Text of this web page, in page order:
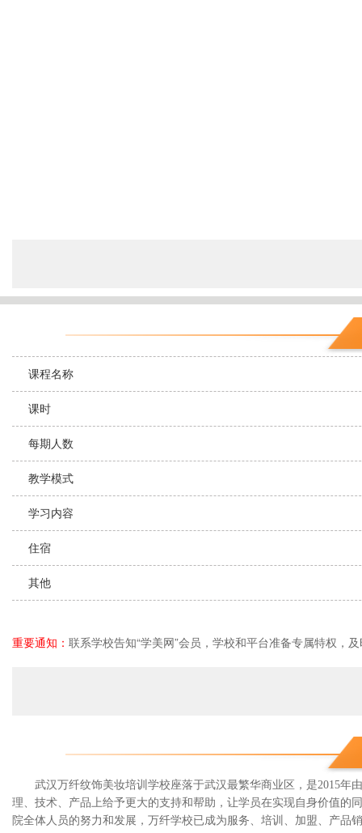
课程名称
课时
每期人数
教学模式
学习内容
住宿
其他
重要通知： 联系学校告知“学美网”会员，学校和平台准备专属特权，
武汉万纤纹饰美妆培训学校座落于武汉最繁华商业区，是2015
理、技术、产品上给予更大的支持和帮助，让学员在实现自身价值的
院全体人员的努力和发展，万纤学校已成为服务、培训、加盟、产品